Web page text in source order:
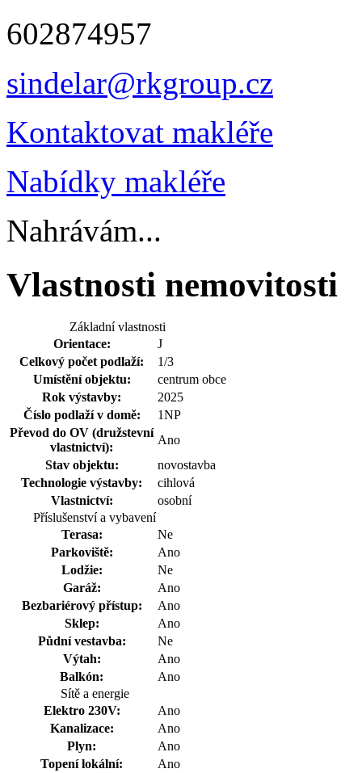
602874957
sindelar@rkgroup.cz
Kontaktovat makléře
Nabídky makléře
Nahrávám...
Vlastnosti nemovitosti
Základní vlastnosti
Orientace:
J
Celkový počet podlaží:
1/3
Umístění objektu:
centrum obce
Rok výstavby:
2025
Číslo podlaží v domě:
1NP
Převod do OV (družstevní
vlastnictví):
Ano
Stav objektu:
novostavba
Technologie výstavby:
cihlová
Vlastnictví:
osobní
Příslušenství a vybavení
Terasa:
Ne
Parkoviště:
Ano
Lodžie:
Ne
Garáž:
Ano
Bezbariérový přístup:
Ano
Sklep:
Ano
Půdní vestavba:
Ne
Výtah:
Ano
Balkón:
Ano
Sítě a energie
Elektro 230V:
Ano
Kanalizace:
Ano
Plyn:
Ano
Topení lokální:
Ano